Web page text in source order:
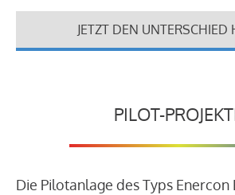
JETZT DEN UNTERSCHIED
PILOT-
Die Pilotanlage des Typs Enercon